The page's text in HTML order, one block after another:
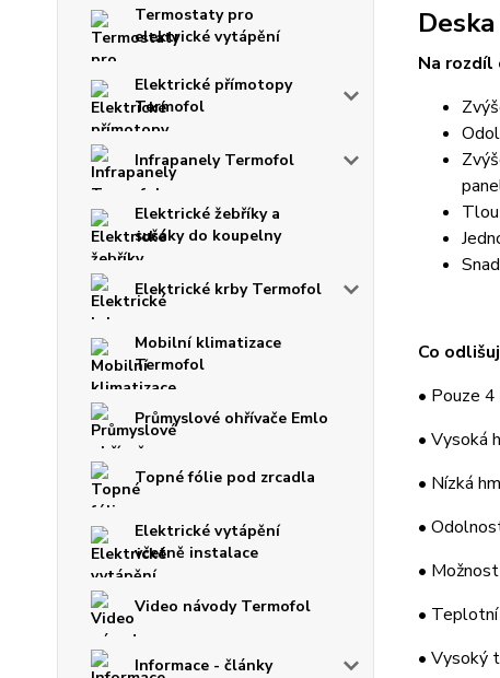
Termostaty pro
elektrické vytápění
Elektrické přímotopy
Termofol
Infrapanely Termofol
Elektrické žebříky a
sušáky do koupelny
Elektrické krby Termofol
Mobilní klimatizace
Termofol
Průmyslové ohřívače Emlo
Topné fólie pod zrcadla
Elektrické vytápění
včetně instalace
Video návody Termofol
Informace - články
Na rozdíl
Co
• Pouze
• Vysoká
• Nízká
•
•
•
• Vysoký